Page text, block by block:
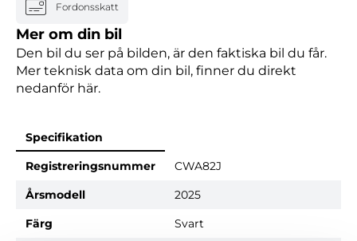
Fordonsskatt
Mer om din bil
Den bil du ser på bilden, är den faktiska bil du får.
Mer teknisk data om din bil, finner du direkt
nedanför här.
Specifikation
Registreringsnummer
CWA82J
Årsmodell
2025
Färg
Svart